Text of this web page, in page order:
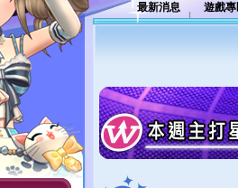
最新消息 遊戲